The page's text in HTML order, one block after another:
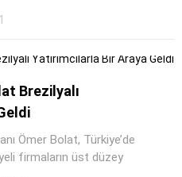
Brezilyalı
Ömer Bolat, Türkiye’de
firmaların üst düzey